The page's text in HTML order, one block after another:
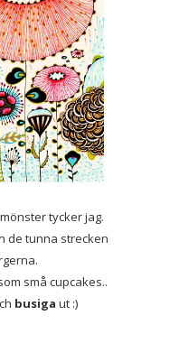
tycker jag.
de tunna strecken
små cupcakes..
busiga ut :)